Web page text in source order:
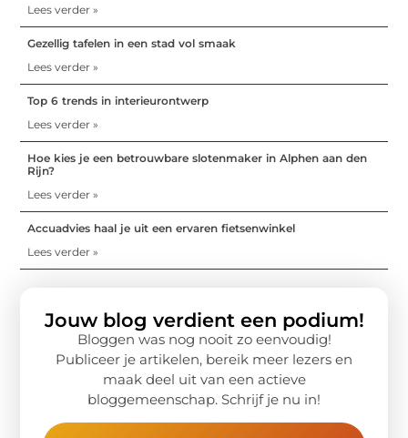
Lees verder »
Gezellig tafelen in een stad vol smaak
Lees verder »
Top 6 trends in interieurontwerp
Lees verder »
Hoe kies je een betrouwbare slotenmaker in Alphen aan den
Rijn?
Lees verder »
Accuadvies haal je uit een ervaren fietsenwinkel
Lees verder »
Jouw blog verdient een podium!
Bloggen was nog nooit zo eenvoudig!
Publiceer je artikelen, bereik meer lezers en
maak deel uit van een actieve
bloggemeenschap. Schrijf je nu in!